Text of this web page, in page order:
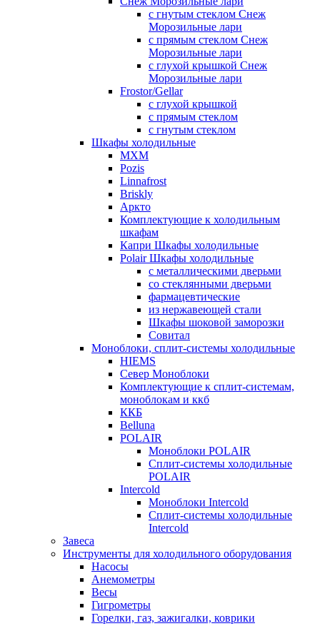
с гнутым стеклом Снеж
Морозильные лари
с прямым стеклом Снеж
Морозильные лари
с глухой крышкой Снеж
Морозильные лари
Frostor/Gellar
с глухой крышкой
с прямым стеклом
с гнутым стеклом
Шкафы холодильные
МХМ
Pozis
Linnafrost
Briskly
Аркто
Комплектующие к холодильным
шкафам
Капри Шкафы холодильные
Polair Шкафы холодильные
с металлическими дверьми
со стеклянными дверьми
фармацевтические
из нержавеющей стали
Шкафы шоковой заморозки
Совитал
Моноблоки, сплит-системы холодильные
HIEMS
Север Моноблоки
Комплектующие к сплит-системам,
моноблокам и ккб
ККБ
Belluna
POLAIR
Моноблоки POLAIR
Сплит-системы холодильные
POLAIR
Intercold
Моноблоки Intercold
Сплит-системы холодильные
Intercold
Завеса
Инструменты для холодильного оборудования
Насосы
Анемометры
Весы
Гигрометры
Горелки, газ, зажигалки, коврики